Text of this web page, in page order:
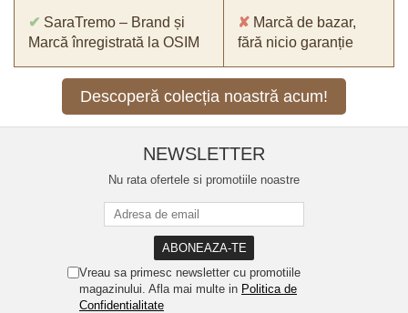
✔ SaraTremo – Brand și
Marcă înregistrată la OSIM
✘ Marcă de bazar,
fără nicio garanție
Descoperă colecția noastră acum!
NEWSLETTER
Nu rata ofertele si promotiile noastre
Vreau sa primesc newsletter cu promotiile
magazinului. Afla mai multe in Politica de
Confidentialitate